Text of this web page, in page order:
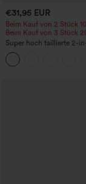
€31,95 EUR
Beim Kauf von 2 Stück
Beim Kauf von 3 Stück
Super hoch taillierte 2-
mit Gesäßtasche und
längere Länge